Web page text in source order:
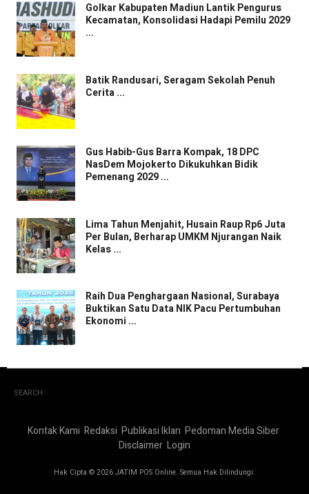
Golkar Kabupaten Madiun Lantik Pengurus
Kecamatan, Konsolidasi Hadapi Pemilu 2029
...
Batik Randusari, Seragam Sekolah Penuh
Cerita ...
Gus Habib-Gus Barra Kompak, 18 DPC
NasDem Mojokerto Dikukuhkan Bidik
Pemenang 2029 ...
Lima Tahun Menjahit, Husain Raup Rp6 Juta
Per Bulan, Berharap UMKM Njurangan Naik
Kelas ...
Raih Dua Penghargaan Nasional, Surabaya
Buktikan Satu Data NIK Pacu Pertumbuhan
Ekonomi ...
SEARCH
Kontak Kami Redaksi Publikasi Iklan Pedoman Media Siber
Disclaimer Login
Hak Cipta © 2026 JATIM POS Online. Semua Hak Dilindungi.